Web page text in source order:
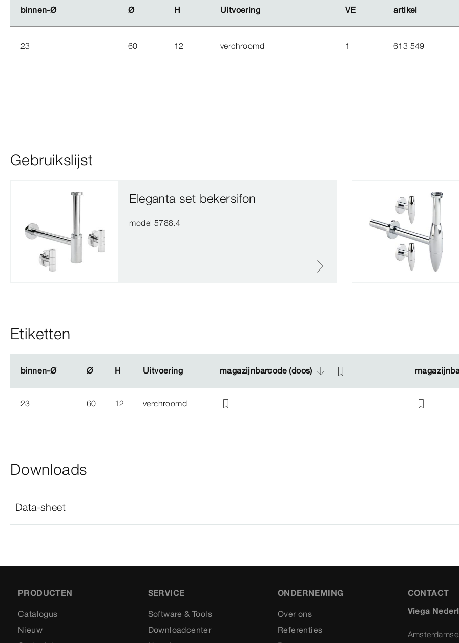
binnen-Ø Ø H Uitvoering VE artikel
binnen-Ø Ø H Uitvoering VE artikel
23 60 12 verchroomd 1 613 549
Gebruikslijst
Eleganta set bekersifon
model 5788.4
Etiketten
binnen-Ø Ø H Uitvoering magazijnbarcode (doos)
binnen-Ø Ø H Uitvoering magazijnbarcode (doos)
23 60 12 verchroomd
Downloads
Data-sheet
PRODUCTEN
Catalogus
Nieuw
SERVICE
Software & Tools
Downloadcenter
ONDERNEMING
Over ons
Referenties
CONTACT
Viega